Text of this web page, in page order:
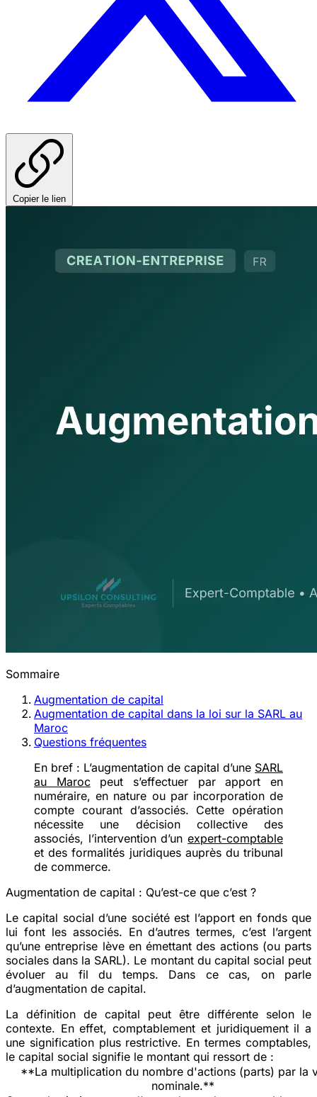
Copier le lien
Sommaire
Augmentation de capital
Augmentation de capital dans la loi sur la SARL au
Maroc
Questions fréquentes
En bref : L’augmentation de capital d’une SARL
au Marocpeut s’effectuer par apport en
numéraire, en nature ou par incorporation de
compte courant d’associés. Cette opération
nécessite une décision collective des
associés, l’intervention d’un expert-comptable
et des formalités juridiques auprès du tribunal
de commerce.
Augmentation de capital : Qu’est-ce que c’est ?
Le capital social d’une société est l’apport en fonds que
lui font les associés. En d’autres termes, c’est l’argent
qu’une entreprise lève en émettant des actions (ou parts
sociales dans la SARL). Le montant du capital social peut
évoluer au fil du temps. Dans ce cas, on parle
d’augmentation de capital.
La définition de capital peut être différente selon le
contexte. En effet, comptablement et juridiquement il a
une signification plus restrictive. En termes comptables,
le capital social signifie le montant qui ressort de :
**La multiplication du nombre d'actions (parts) par la
nominale.**